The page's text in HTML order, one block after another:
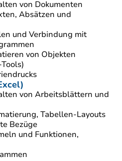
von Dokumenten
Absätzen und
und Verbindung mit
von Objekten
von Arbeitsblättern und
Tabellen-Layouts
Bezüge
und Funktionen,